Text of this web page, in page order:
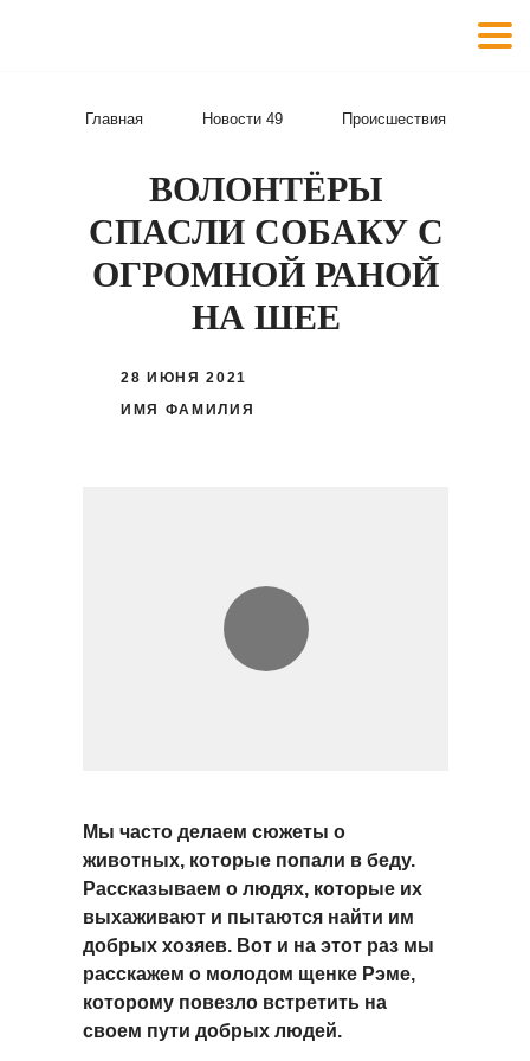
Главная Новости 49 Происшествия
ВОЛОНТЁРЫ
СПАСЛИ СОБАКУ С
ОГРОМНОЙ РАНОЙ
НА ШЕЕ
28 ИЮНЯ 2021
ИМЯ ФАМИЛИЯ
Мы часто делаем сюжеты о
животных, которые попали в беду.
Рассказываем о людях, которые их
выхаживают и пытаются найти им
добрых хозяев. Вот и на этот раз мы
расскажем о молодом щенке Рэме,
которому повезло встретить на
своем пути добрых людей.